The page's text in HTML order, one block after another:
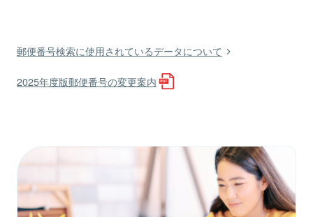
郵便番号検索に使用されているデータについて
2025年度版郵便番号の変更案内